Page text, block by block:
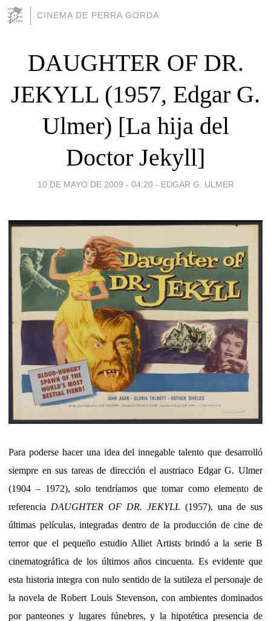
CINEMA DE PERRA GORDA
DAUGHTER OF DR.
JEKYLL (1957, Edgar G.
Ulmer) [La hija del
Doctor Jekyll]
10 DE MAYO DE 2009 - 04:20 - EDGAR G. ULMER
Para poderse hacer una idea del innegable talento que desarrolló
siempre en sus tareas de dirección el austriaco Edgar G. Ulmer
(1904 – 1972), solo tendríamos que tomar como elemento de
referencia DAUGHTER OF DR. JEKYLL (1957), una de sus
últimas películas, integradas dentro de la producción de cine de
terror que el pequeño estudio Alliet Artists brindó a la serie B
cinematográfica de los últimos años cincuenta. Es evidente que
esta historia integra con nulo sentido de la sutileza el personaje de
la novela de Robert Louis Stevenson, con ambientes dominados
por panteones y lugares fúnebres, y la hipotética presencia de